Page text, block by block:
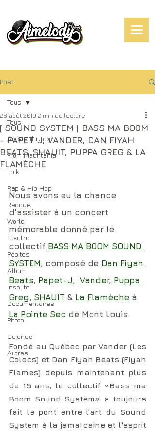
Post
Tous
Artiste du Jour
From Mauritania
Folk
Rap & Hip Hop
Reggae
World
Electro
Pépites
Album
Insolite
Documentaires
Photo
Science
Autres
Tous
[ SOUND SYSTEM ] BASS MA BOOM
- PAPET J, VANDER, DAN FIYAH
BEATS, SHAUIT, PUPPA GREG & LA
FLAMÈCHE
26 août 2019 2 min de lecture
Nous avons eu la chance
d'assister à un concert
mémorable donné par le
collectif BASS MA BOOM SOUND
SYSTEM, composé de Dan Fiyah
Beats, Papet-J, Vander, Puppa
Greg, SHAUIT & La Flamèche à
La Pointe Sec de Mont Louis.
Fondé au Québec par Vander (Les
Colocs) et Dan Fiyah Beats (Fiyah
Flames) depuis maintenant plus
de 15 ans, le collectif «Bass ma
Boom Sound System» a toujours
fait le pont entre l’art du Sound
System à la jamaïcaine et l'esprit